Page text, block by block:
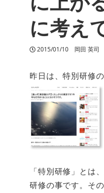
に考え
投稿日
2015/01/10 著者
岡田 英司
昨日は、特別研修
「特別研修」とは、
研修の事です。そ